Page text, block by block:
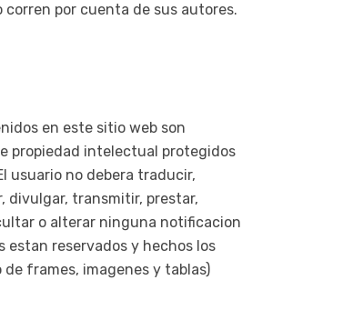
por cuenta de sus autores.
en este sitio web son
propiedad intelectual protegidos
usuario no debera traducir,
divulgar, transmitir, prestar,
o alterar ninguna notificacion
estan reservados y hechos los
frames, imagenes y tablas)